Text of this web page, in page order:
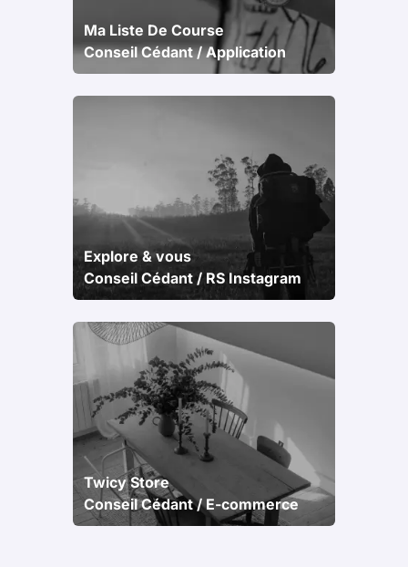
Ma Liste De Course
Conseil Cédant / Application
Explore & vous
Conseil Cédant / RS Instagram
Twicy Store
Conseil Cédant / E-commerce